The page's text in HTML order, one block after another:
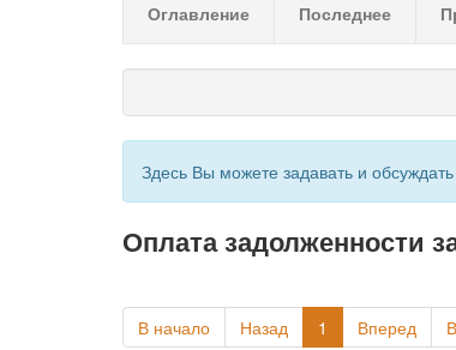
Оглавление
Последнее
Здесь Вы можете задавать и
Оплата задолженности
В начало Назад 1 Вперед